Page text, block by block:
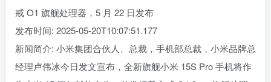
戒 O1 旗舰处理器，5 月 22 日发布
发布时间: 2025-05-20T10:07:51.177
新闻简介: 小米集团合伙人、总裁，手机部总裁，小米品牌总
经理卢伟冰今日发文宣布，全新旗舰小米 15S Pro 手机将作